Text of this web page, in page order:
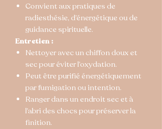
Convient aux pratiques de
radiesthésie, d’énergétique ou de
guidance spirituelle.
Entretien :
Nettoyer avec un chiffon doux et
sec pour éviter l’oxydation.
Peut être purifié énergétiquement
par fumigation ou intention.
Ranger dans un endroit sec et à
l’abri des chocs pour préserver la
finition.